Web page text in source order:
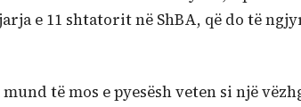
e 11 shtatorit në ShBA, që do të
të mos e pyesësh veten si një